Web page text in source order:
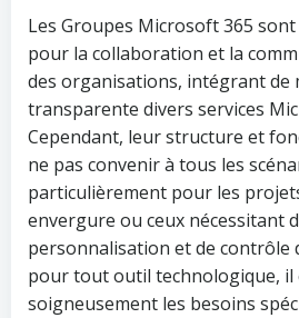
Les Groupes Microsoft 365
pour la collaboration et la
des organisations, intégrant de
transparente divers services
Cependant, leur structure et
ne pas convenir à tous les
particulièrement pour les
envergure ou ceux nécessitant
personnalisation et de contrôle
pour tout outil technologique, il
soigneusement les besoins